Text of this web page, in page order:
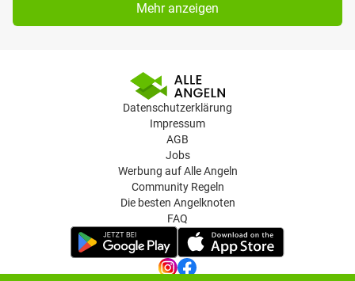
Mehr anzeigen
Datenschutzerklärung
Impressum
AGB
Jobs
Werbung auf Alle Angeln
Community Regeln
Die besten Angelknoten
FAQ